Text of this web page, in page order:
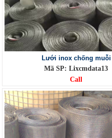
Lưới inox chống muỗi
Mã SP: Lixcmdata13
Call